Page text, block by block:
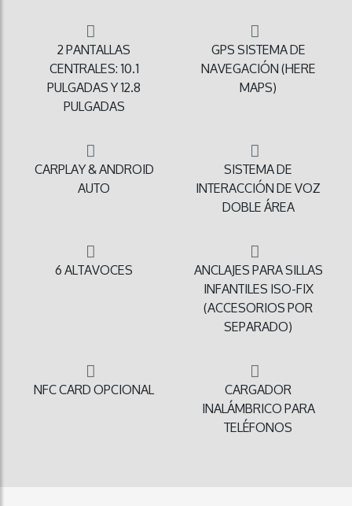
2 PANTALLAS
CENTRALES: 10.1
PULGADAS Y 12.8
PULGADAS
GPS SISTEMA DE
NAVEGACIÓN (HERE
MAPS)
CARPLAY & ANDROID
AUTO
SISTEMA DE
INTERACCIÓN DE VOZ
DOBLE ÁREA
6 ALTAVOCES ANCLAJES PARA SILLAS
INFANTILES ISO-FIX
(ACCESORIOS POR
SEPARADO)
NFC CARD OPCIONAL CARGADOR
INALÁMBRICO PARA
TELÉFONOS